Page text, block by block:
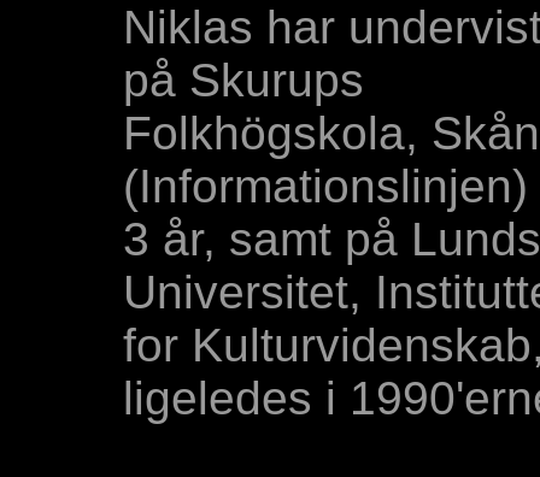
Niklas har
på Skurups
Folkhögskola,
(Informationslinjen)
3 år, samt på Lunds
Universitet,
for
ligeledes i